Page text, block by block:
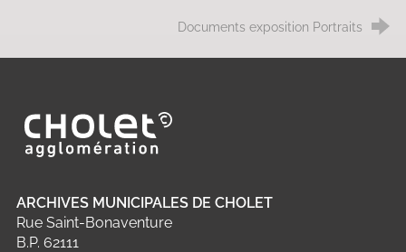
Documents exposition Portraits
Ville de Cholet
ARCHIVES MUNICIPALES DE CHOLET
Rue Saint-Bonaventure
B.P. 62111